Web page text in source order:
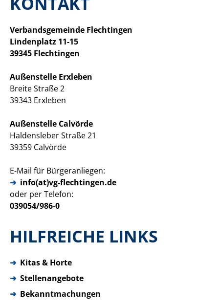
Verbandsgemeinde Flechtingen
Lindenplatz 11-15
39345 Flechtingen
Außenstelle Erxleben
Breite Straße 2
39343 Erxleben
Außenstelle Calvörde
Haldensleber Straße 21
39359 Calvörde
E-Mail für Bürgeranliegen:
info(at)vg-flechtingen.de
oder per Telefon:
039054/986-0
HILFREICHE LINKS
➜ Kitas & Horte
➜ Stellenangebote
➜ Bekanntmachungen